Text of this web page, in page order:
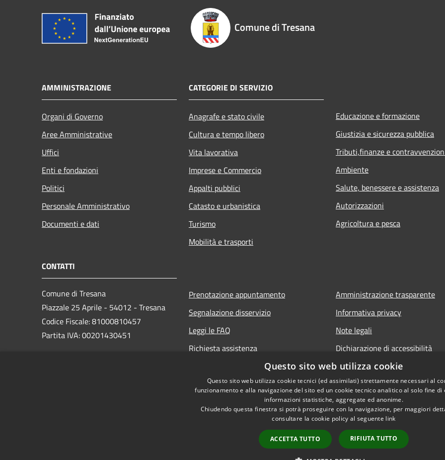
Comune di Tresana
AMMINISTRAZIONE
Organi di Governo
Aree Amministrative
Uffici
Enti e fondazioni
Politici
Personale Amministrativo
Documenti e dati
CATEGORIE DI SERVIZIO
Anagrafe e stato civile
Cultura e tempo libero
Vita lavorativa
Imprese e Commercio
Appalti pubblici
Catasto e urbanistica
Turismo
Mobilità e trasporti
Educazione e formazione
Giustizia e sicurezza pubblica
Tributi,finanze e
Ambiente
Salute, benessere e assistenza
Autorizzazioni
Agricoltura e pesca
CONTATTI
Comune di Tresana
Piazzale 25 Aprile - 54012 - Tresana
Codice Fiscale: 81000810457
Partita IVA: 00201430451
Prenotazione appuntamento
Segnalazione disservizio
Leggi le FAQ
Richiesta assistenza
Amministrazione trasparente
Informativa privacy
Note legali
Dichiarazione di accessibilità
Questo sito web utilizza cookie
Questo sito web utilizza cookie tecnici (ed assimilati) strettamente necessari al
funzionamento e alla navigazione del sito ed un cookie tecnico analitico al solo fine di
informazioni statistiche, aggregate ed anonime.
Chiudendo questa finestra si potrà proseguire con la navigazione, per maggiori
consultare la cookie policy al seguente link
ACCETTA TUTTO RIFIUTA TUTTO